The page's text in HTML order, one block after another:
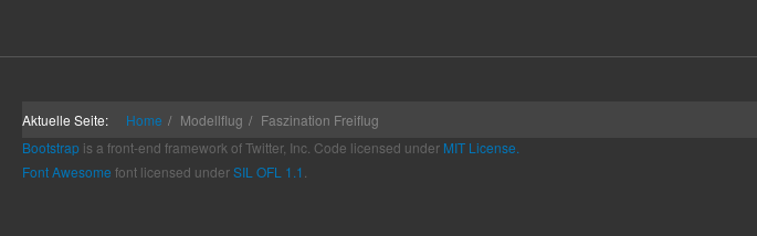
Aktuelle Seite: Home Modellflug
Faszination Freiflug
Bootstrap is a front-end framework of Twitter, Inc. Code licensed under MIT License.
Font Awesome font licensed underSIL OFL 1.1